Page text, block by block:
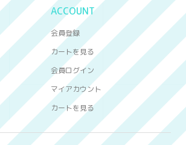
ACCOUNT
会員登録
カートを見る
会員ログイン
マイアカウント
カートを見る